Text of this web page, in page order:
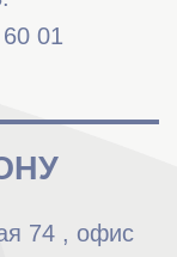
01
74 , офис